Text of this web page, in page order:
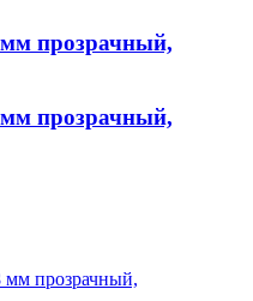
прозрачный,
прозрачный,